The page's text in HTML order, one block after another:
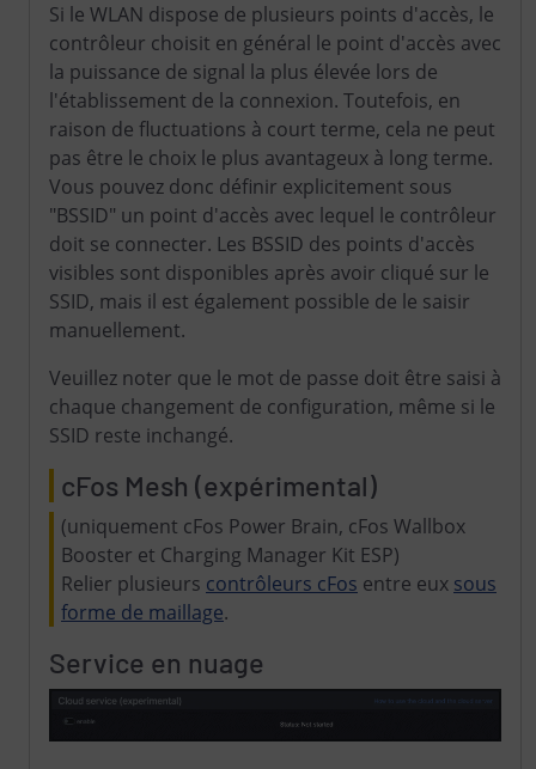
Si le WLAN dispose de plusieurs points d'accès, le
contrôleur choisit en général le point d'accès avec
la puissance de signal la plus élevée lors de
l'établissement de la connexion. Toutefois, en
raison de fluctuations à court terme, cela ne peut
pas être le choix le plus avantageux à long terme.
Vous pouvez donc définir explicitement sous
"BSSID" un point d'accès avec lequel le contrôleur
doit se connecter. Les BSSID des points d'accès
visibles sont disponibles après avoir cliqué sur le
SSID, mais il est également possible de le saisir
manuellement.
Veuillez noter que le mot de passe doit être saisi à
chaque changement de configuration, même si le
SSID reste inchangé.
cFos Mesh (expérimental)
(uniquement cFos Power Brain, cFos Wallbox
Booster et Charging Manager Kit ESP)
Relier plusieurs contrôleurs cFos entre eux sous
forme de maillage.
Service en nuage